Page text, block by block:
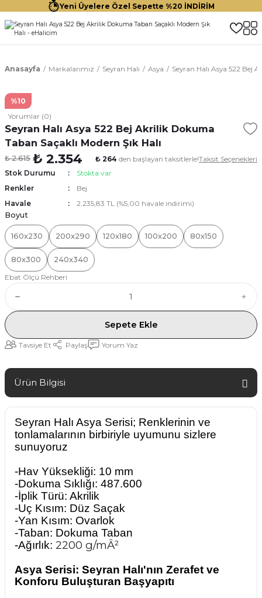
Yeni Üyelere Özel Sepette %20 İNDİRİM
Anasayfa Markalarımız Seyran Halı Asya Seyran Halı Asya 522 Bej
%10
Yorumlar (0)
Seyran Halı Asya 522 Bej Akrilik Dokuma
Taban Saçaklı Modern Şık Halı
₺ 2.615 ₺ 2.354 ₺ 264 den başlayan taksitlerle!Taksit Seçenekleri
Stok Durumu
Stokta var
Renkler
Bej
Havale
2.235,83 TL (%5,00 havale indirimi)
Boyut
160x230 200x290 120x180 100x200 80x150
80x300
240x340
Ebat Ölçü Rehberi
Sepete Ekle
Tavsiye Et Paylaş Yorum Yaz
Ürün Bilgisi
Seyran Halı Asya Serisi; Renklerinin ve
tonlamalarının birbiriyle uyumunu sizlere
sunuyoruz
-Hav Yüksekliği: 10 mm
-Dokuma Sıklığı: 487.600
-İplik Türü: Akrilik
-Uç Kısım: Düz Saçak
-Yan Kısım: Ovarlok
-Taban: Dokuma Taban
-Ağırlık: 2200 g/mÂ²
Asya Serisi: Seyran Halı'nın Zerafet ve
Konforu Buluşturan Başyapıtı